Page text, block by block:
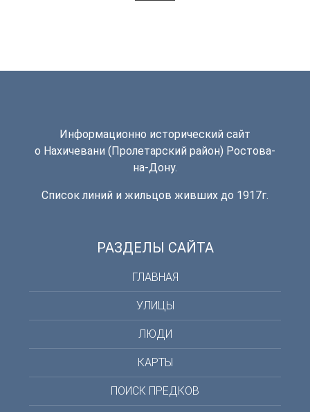
Информационно исторический сайт
о Нахичевани (Пролетарский район) Ростова-
на-Дону.
Список линий и жильцов живших до 1917г.
РАЗДЕЛЫ САЙТА
ГЛАВНАЯ
УЛИЦЫ
ЛЮДИ
КАРТЫ
ПОИСК ПРЕДКОВ